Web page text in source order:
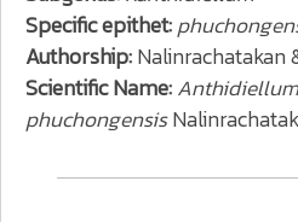
Specific epithet:
Authorship:Nalinrachatakan
Scientific Name:Anthidiellum
phuchongensis